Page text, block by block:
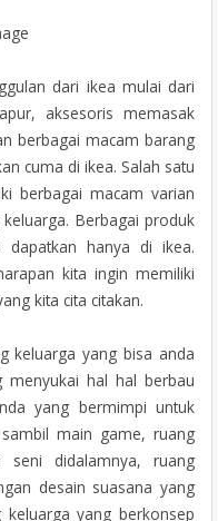
dari ikea mulai dari
aksesoris memasak
berbagai macam barang
cuma di ikea. Salah satu
berbagai macam varian
Berbagai produk
hanya di ikea.
kita ingin memiliki
kita cita citakan.
keluarga yang bisa anda
menyukai hal hal berbau
yang bermimpi untuk
main game, ruang
didalamnya, ruang
desain suasana yang
yang berkonsep